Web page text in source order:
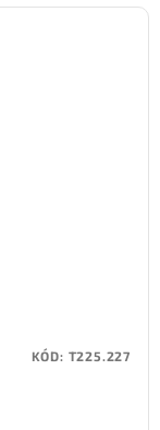
KÓD: T225.227